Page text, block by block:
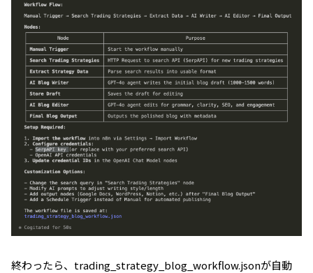
終わったら、trading_strategy_blog_workflow.jsonが自動